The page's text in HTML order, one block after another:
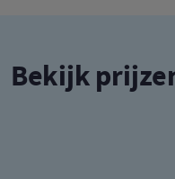
Bekijk